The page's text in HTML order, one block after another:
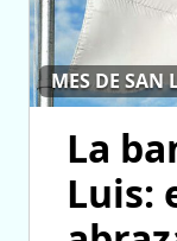
MES DE SAN
La
Luis: